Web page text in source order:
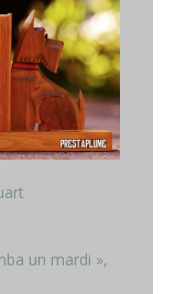
un mardi »,